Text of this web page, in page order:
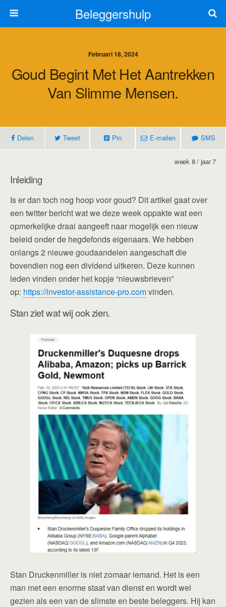
Beleggershulp
Februari 18, 2024
Goud Begint Met Het Aantrekken
Van Slimme Mensen.
Delen Tweet Pin E-mailen SMS
week 8 / jaar 7
Inleiding
Is er dan toch nog hoop voor goud? Dit artikel gaat over
een twitter bericht wat we deze week oppakte wat een
opmerkelijke draai aangeeft naar mogelijk een nieuw
beleid onder de hegdefonds eigenaars. We hebben
onlangs 2 nieuwe goudaandelen aangeschaft die
bovendien nog een dividend uitkeren. Deze kunnen
leden vinden onder het kopje “nieuwsbrieven”
op: https://investor-assistance-pro.comvinden.
Stan ziet wat wij ook zien.
Stan Druckenmiller is niet zomaar iemand. Het is een
man met een enorme staat van dienst en wordt wel
gezien als een van de slimste en beste beleggers. Hij kan